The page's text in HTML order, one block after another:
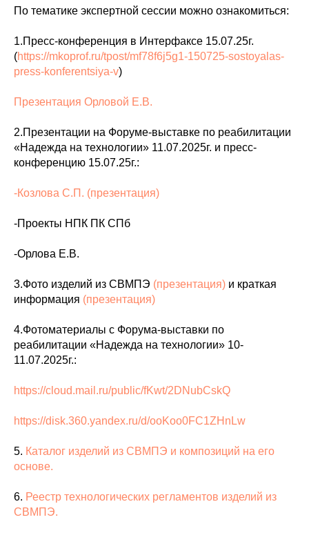
По тематике экспертной сессии можно ознакомиться:
1.Пресс-конференция в Интерфаксе 15.07.25г.
(https://mkoprof.ru/tpost/mf78f6j5g1-150725-sostoyalas-
press-konferentsiya-v)
Презентация Орловой Е.В.
2.Презентации на Форуме-выставке по реабилитации
«Надежда на технологии» 11.07.2025г. и пресс-
конференцию 15.07.25г.:
-Козлова С.П. (презентация)
-Проекты НПК ПК СПб
-Орлова Е.В.
3.Фото изделий из СВМПЭ (презентация) и краткая
информация (презентация)
4.Фотоматериалы с Форума-выставки по
реабилитации «Надежда на технологии» 10-
11.07.2025г.:
https://cloud.mail.ru/public/fKwt/2DNubCskQ
https://disk.360.yandex.ru/d/ooKoo0FC1ZHnLw
5. Каталог изделий из СВМПЭ и композиций на его
основе.
6. Реестр технологических регламентов изделий из
СВМПЭ.